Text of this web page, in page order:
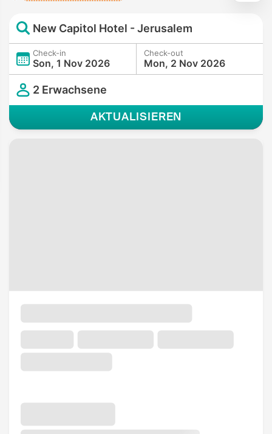
New Capitol Hotel - Jerusalem
Check-in
Son, 1 Nov 2026
Check-out
Mon, 2 Nov 2026
2 Erwachsene
AKTUALISIEREN